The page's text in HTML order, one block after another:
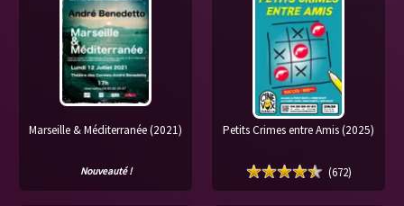
Marseille & Méditerranée (2021)
Nouveauté !
Petits Crimes entre Amis (2025)
(672)